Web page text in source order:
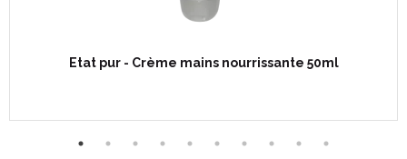
Etat pur - Crème mains nourrissante 50ml